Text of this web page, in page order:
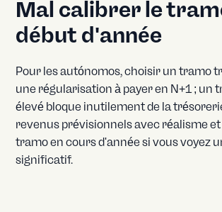
Mal calibrer le
début d'année
Pour les autónomos, choisir un tramo
une régularisation à payer en N+1 ; un
élevé bloque inutilement de la
revenus prévisionnels avec réalisme
tramo en cours d'année si vous voyez
significatif.